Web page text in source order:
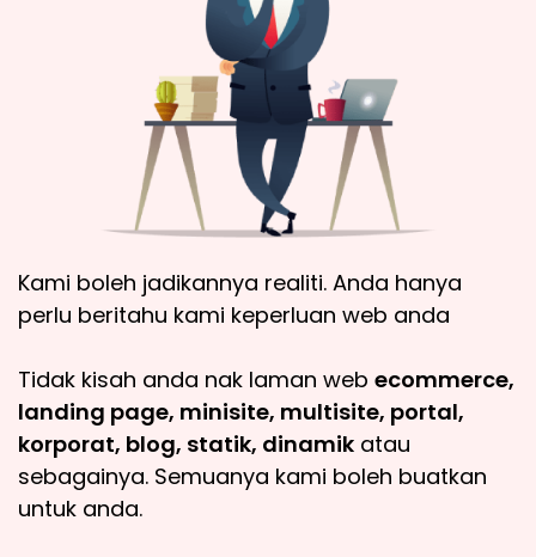
Kami boleh jadikannya realiti. Anda hanya
perlu beritahu kami keperluan web anda
Tidak kisah anda nak laman web ecommerce,
landing page, minisite, multisite, portal,
korporat, blog, statik, dinamik atau
sebagainya. Semuanya kami boleh buatkan
untuk anda.